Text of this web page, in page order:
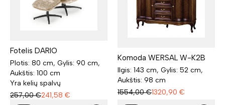
Fotelis DARIO
Plotis: 80 cm, Gylis: 90 cm,
Aukštis: 100 cm
Yra kelių spalvų
257,00 €241,58 €
Komoda WERSAL W-K2B
Ilgis: 143 cm, Gylis: 52 cm,
Aukštis: 98 cm
1554,00 €1320,90 €